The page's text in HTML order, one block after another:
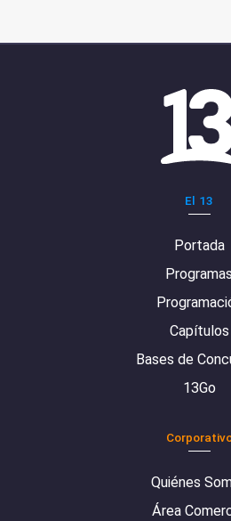
El 13
Portada
Programas
Capítulos
Bases de
13Go
Quiénes
Área